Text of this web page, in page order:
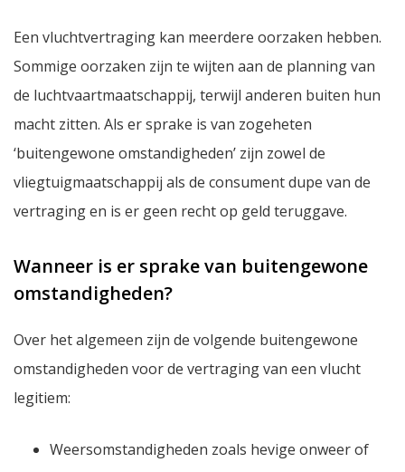
Een vluchtvertraging kan meerdere oorzaken hebben.
Sommige oorzaken zijn te wijten aan de planning van
de luchtvaartmaatschappij, terwijl anderen buiten hun
macht zitten. Als er sprake is van zogeheten
‘buitengewone omstandigheden’ zijn zowel de
vliegtuigmaatschappij als de consument dupe van de
vertraging en is er geen recht op geld teruggave.
Wanneer is er sprake van buitengewone
omstandigheden?
Over het algemeen zijn de volgende buitengewone
omstandigheden voor de vertraging van een vlucht
legitiem:
Weersomstandigheden zoals hevige onweer of